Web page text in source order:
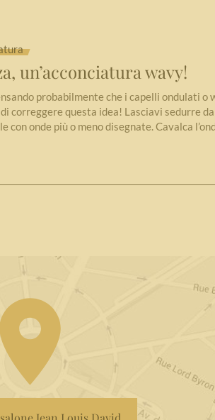
un’acconciatura wavy!
probabilmente che i capelli ondulati o
correggere questa idea! Lasciavi sedurre
con onde più o meno disegnate. Cavalca